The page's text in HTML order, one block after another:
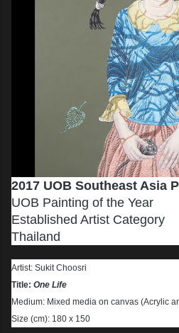
2017 UOB Southeast Asia
UOB Painting of the Year
Established Artist Category
Thailand
Artist: Sukit Choosri
Title: One Life
Medium: Mixed media on canvas (Acrylic
Size (cm): 180 x 150